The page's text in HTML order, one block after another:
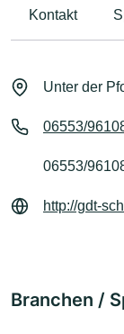
Kontakt
Unter der
06553/
06553/
http://gdt-
Branchen /